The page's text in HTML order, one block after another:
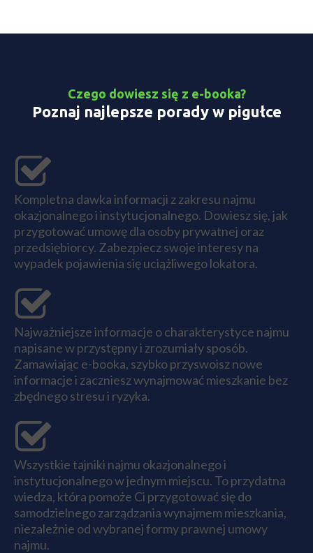
Czego dowiesz się z e-booka?
Poznaj najlepsze porady w pigułce
Kompletna dawka informacji z zakresu najmu
okazjonalnego i instytucjonalnego. Dowiesz się, jak
przygotować umowę dla osoby prywatnej oraz
przedsiębiorcy. Zabezpiecz swoje interesy na
wypadek pojawienia się uciążliwego lokatora.
Najważniejsze informacje o charakterystyce najmu
napisane w przystępny i zrozumiały sposób.
Zamawiając e-booka, szybko przyswoisz nowe
informacje i zaczniesz wynajmować mieszkanie bez
zbędnego stresu i ryzyka.
Wszystkie tajniki najmu okazjonalnego i
instytucjonalnego w jednym miejscu. To przydatna
wiedza, która pomoże Ci przygotować się do
samodzielnego zarządzania wynajmem mieszkania,
niezależnie od wybranej formy prawnej umowy
najmu.